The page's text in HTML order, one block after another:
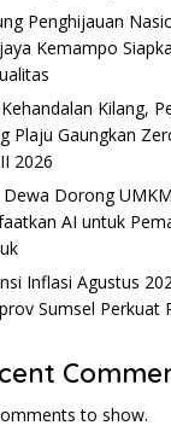
Penghijauan
Kemampo
Kehandalan Kilang,
Plaju Gaungkan
2026
Dewa Dorong
AI untuk
Inflasi Agustus
Sumsel Perkuat
to show.